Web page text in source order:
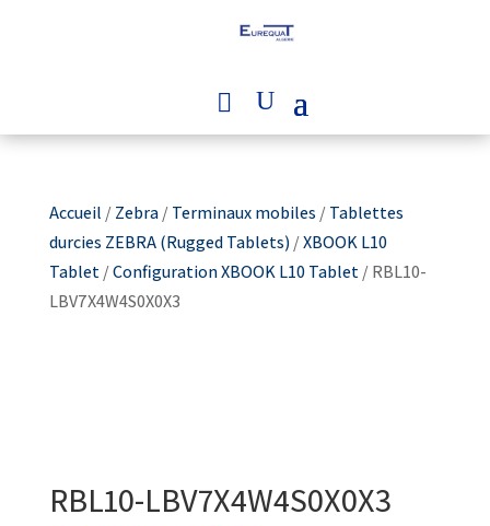
Accueil /Zebra/Terminaux mobiles /Tablettes
durcies ZEBRA (Rugged Tablets)/XBOOK L10
Tablet/Configuration XBOOK L10 Tablet/ RBL10-
LBV7X4W4S0X0X3
RBL10-LBV7X4W4S0X0X3